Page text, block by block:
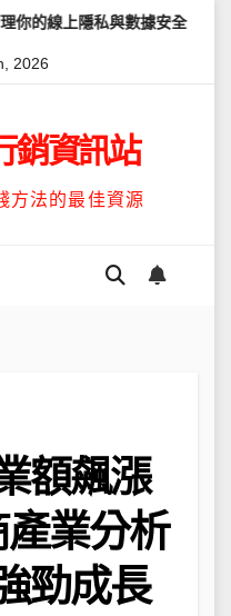
據安全 怎麼讓Threads
2026
銷資訊站
方法的最佳資源
額飆漲
業分析
勁成長